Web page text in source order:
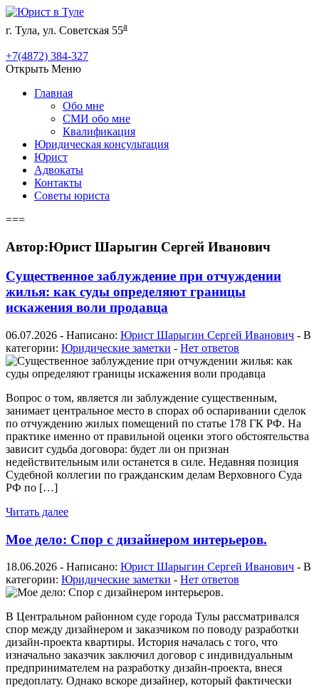
г. Тула, ул. Советская 55а
+7(4872) 384-327
Открыть Меню
Главная
Обо мне
СМИ обо мне
Квалификация
Юридическая консультация
Юрист
Адвокаты
Контакты
Советы юриста
===
Автор:Юрист Шарыгин Сергей Иванович
Существенное заблуждение при отчуждении
жилья: как суды определяют границы
искажения воли продавца
06.07.2026 - Написано: Юрист Шарыгин Сергей Иванович - В
категории: Юридические заметки - Нет ответов
Вопрос о том, является ли заблуждение существенным,
занимает центральное место в спорах об оспаривании сделок
по отчуждению жилых помещений по статье 178 ГК РФ. На
практике именно от правильной оценки этого обстоятельства
зависит судьба договора: будет ли он признан
недействительным или останется в силе. Недавняя позиция
Судебной коллегии по гражданским делам Верховного Суда
РФ по […]
Читать далее
Мое дело: Спор с дизайнером интерьеров.
18.06.2026 - Написано: Юрист Шарыгин Сергей Иванович - В
категории: Юридические заметки - Нет ответов
В Центральном районном суде города Тулы рассматривался
спор между дизайнером и заказчиком по поводу разработки
дизайн-проекта квартиры. История началась с того, что
изначально заказчик заключил договор с индивидуальным
предпринимателем на разработку дизайн-проекта, внеся
предоплату. Однако вскоре дизайнер, который фактически